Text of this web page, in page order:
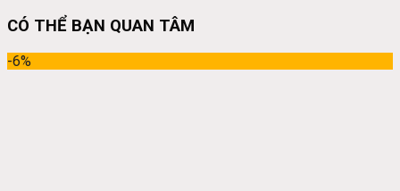
CÓ THỂ BẠN QUAN TÂM
-6%